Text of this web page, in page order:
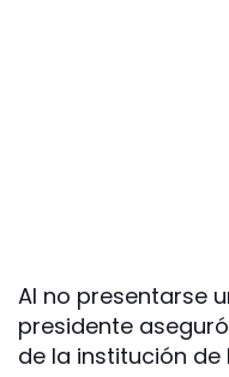
Al no presentarse
presidente
de la institución de